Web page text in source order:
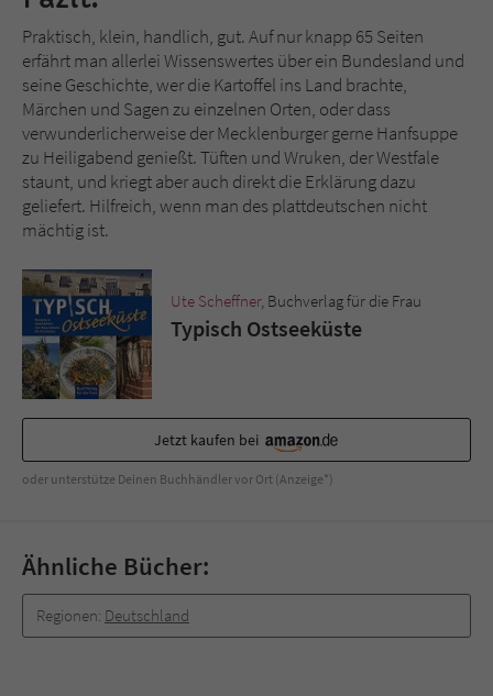
Praktisch, klein, handlich, gut. Auf nur knapp 65 Seiten
erfährt man allerlei Wissenswertes über ein Bundesland und
seine Geschichte, wer die Kartoffel ins Land brachte,
Märchen und Sagen zu einzelnen Orten, oder dass
verwunderlicherweise der Mecklenburger gerne Hanfsuppe
zu Heiligabend genießt. Tüften und Wruken, der Westfale
staunt, und kriegt aber auch direkt die Erklärung dazu
geliefert. Hilfreich, wenn man des plattdeutschen nicht
mächtig ist.
Ute Scheffner, Buchverlag für die Frau
Typisch Ostseeküste
Jetzt kaufen bei
oder unterstütze Deinen Buchhändler vor Ort (Anzeige*)
Ähnliche Bücher:
Regionen: Deutschland